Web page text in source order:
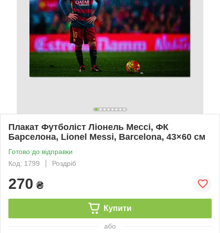
Плакат Футболіст Ліонель Мессі, ФК
Барселона, Lionel Messi, Barcelona, 43×60 см
Готово до відправки
Код: 1799
Роздріб
270 ₴
Купити
або